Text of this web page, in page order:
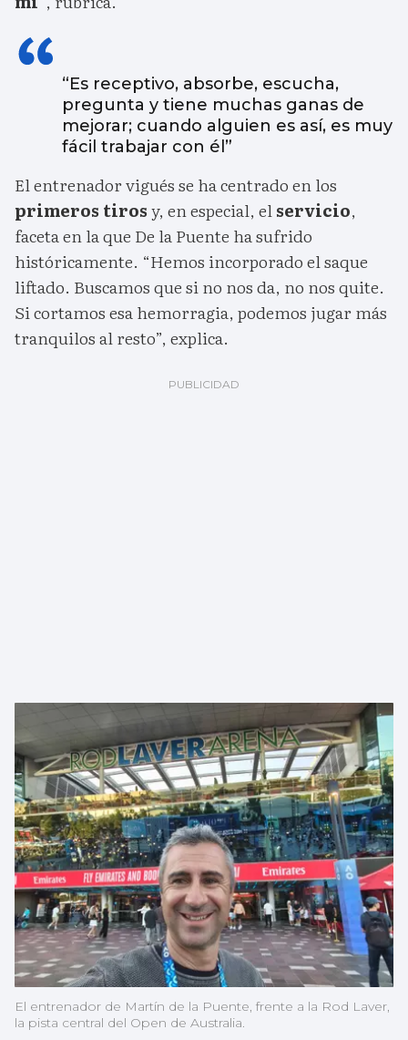
“Es receptivo, absorbe, escucha,
pregunta y tiene muchas ganas de
mejorar; cuando alguien es así, es muy
fácil trabajar con él”
El entrenador vigués se ha centrado en los
primeros tirosy, en especial, elservicio,
faceta en la que De la Puente ha sufrido
históricamente. “Hemos incorporado el saque
liftado. Buscamos que si no nos da, no nos quite.
Si cortamos esa hemorragia, podemos jugar más
tranquilos al resto”, explica.
El entrenador de Martín de la Puente, frente a la Rod Laver,
la pista central del Open de Australia.